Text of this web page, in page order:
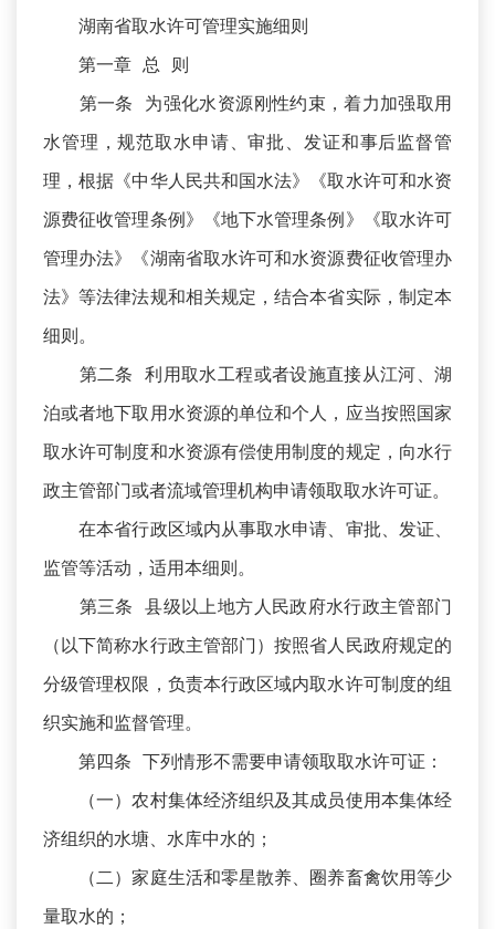
湖南省取水许可管理实施细则
第一章 总 则
第一条 为强化水资源刚性约束，着力加强取用
水管理，规范取水申请、审批、发证和事后监督管
理，根据《中华人民共和国水法》《取水许可和水资
源费征收管理条例》《地下水管理条例》《取水许可
管理办法》《湖南省取水许可和水资源费征收管理办
法》等法律法规和相关规定，结合本省实际，制定本
细则。
第二条 利用取水工程或者设施直接从江河、湖
泊或者地下取用水资源的单位和个人，应当按照国家
取水许可制度和水资源有偿使用制度的规定，向水行
政主管部门或者流域管理机构申请领取取水许可证。
在本省行政区域内从事取水申请、审批、发证、
监管等活动，适用本细则。
第三条 县级以上地方人民政府水行政主管部门
（以下简称水行政主管部门）按照省人民政府规定的
分级管理权限，负责本行政区域内取水许可制度的组
织实施和监督管理。
第四条 下列情形不需要申请领取取水许可证：
（一）农村集体经济组织及其成员使用本集体经
济组织的水塘、水库中水的；
（二）家庭生活和零星散养、圈养畜禽饮用等少
量取水的；